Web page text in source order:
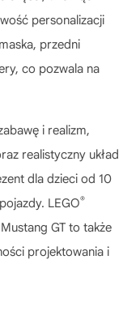
personalizacji
przedni
co pozwala na
i realizm,
realistyczny układ
dla dzieci od 10
LEGO®
GT to także
projektowania i